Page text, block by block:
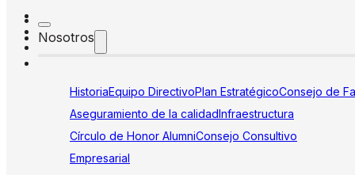
Nosotros
HistoriaEquipo DirectivoPlan EstratégicoConsejo de
Aseguramiento de la calidadInfraestructura
Círculo de Honor AlumniConsejo Consultivo
Empresarial